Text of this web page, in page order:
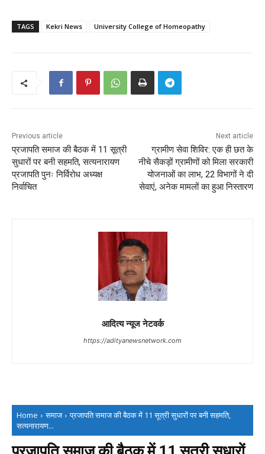
TAGS Kekri News University College of Homeopathy
Previous article
प्रजापति समाज की बैठक में 11 सूत्री
सुधारों पर बनी सहमति, सत्यनारायण
प्रजापति पुनः निर्विरोध अध्यक्ष
निर्वाचित
Next article
ग्रामीण सेवा शिविर: एक ही छत के
नीचे सैकड़ों ग्रामीणों को मिला सरकारी
योजनाओं का लाभ, 22 विभागों ने दी
सेवाएं, अनेक मामलों का हुआ निस्तारण
आदित्य न्यूज नेटवर्क
https://adityanewsnetwork.com